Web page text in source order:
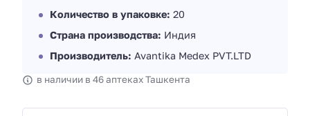
Количество в упаковке: 20
Страна производства: Индия
Производитель: Avantika Medex PVT.LTD
в наличии в 46 аптеках Ташкента